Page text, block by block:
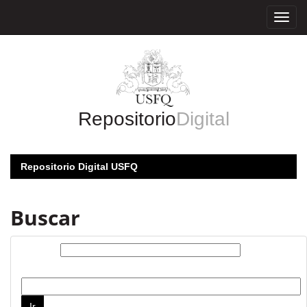
RepositorioDigital
Repositorio Digital USFQ
Buscar